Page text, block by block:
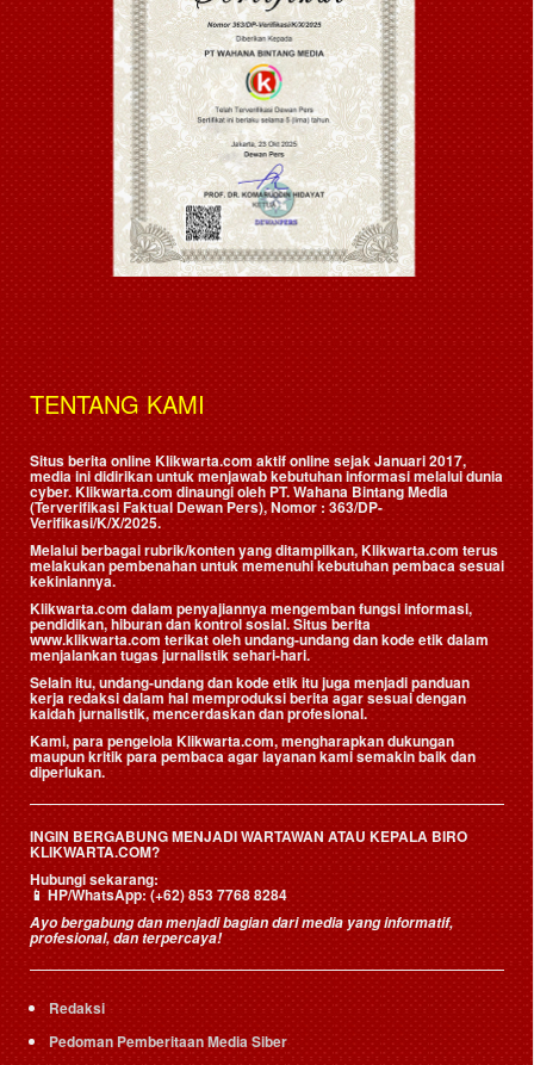
TENTANG KAMI
Situs berita online Klikwarta.com aktif online sejak Januari 2017,
media ini didirikan untuk menjawab kebutuhan informasi melalui dunia
cyber. Klikwarta.com dinaungi oleh PT. Wahana Bintang Media
(Terverifikasi Faktual Dewan Pers), Nomor : 363/DP-
Verifikasi/K/X/2025.
Melalui berbagai rubrik/konten yang ditampilkan, Klikwarta.com terus
melakukan pembenahan untuk memenuhi kebutuhan pembaca sesuai
kekiniannya.
Klikwarta.com dalam penyajiannya mengemban fungsi informasi,
pendidikan, hiburan dan kontrol sosial. Situs berita
www.klikwarta.com terikat oleh undang-undang dan kode etik dalam
menjalankan tugas jurnalistik sehari-hari.
Selain itu, undang-undang dan kode etik itu juga menjadi panduan
kerja redaksi dalam hal memproduksi berita agar sesuai dengan
kaidah jurnalistik, mencerdaskan dan profesional.
Kami, para pengelola Klikwarta.com, mengharapkan dukungan
maupun kritik para pembaca agar layanan kami semakin baik dan
diperlukan.
INGIN BERGABUNG MENJADI WARTAWAN ATAU KEPALA BIRO
KLIKWARTA.COM?
Hubungi sekarang:
📱HP/WhatsApp:(+62) 853 7768 8284
Ayo bergabung dan menjadi bagian dari media yang informatif,
profesional, dan terpercaya!
Redaksi
Pedoman Pemberitaan Media Siber